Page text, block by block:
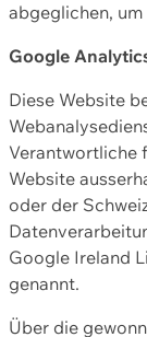
abgeglichen,
Google
Diese Website
Verantwortliche
Website
oder der
Google Ireland
genannt.
Über die